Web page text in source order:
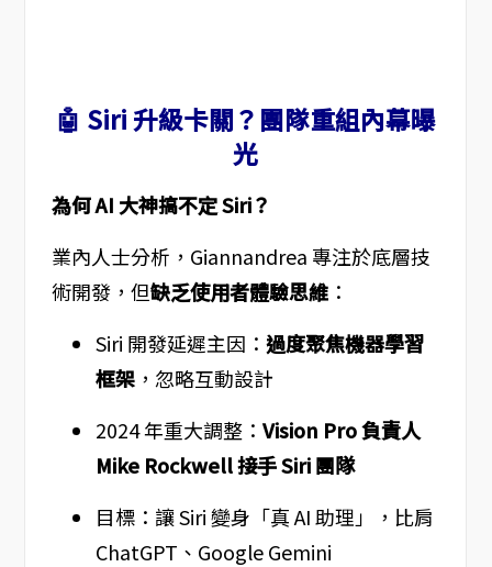
🤖 Siri 升級卡關？團隊重組內幕曝
光
為何 AI 大神搞不定 Siri？
業內人士分析，Giannandrea 專注於底層技
術開發，但缺乏使用者體驗思維：
Siri 開發延遲主因： 過度聚焦機器學習
框架，忽略互動設計
2024 年重大調整： Vision Pro 負責人
Mike Rockwell 接手 Siri 團隊
目標：讓 Siri 變身「真 AI 助理」，比肩
ChatGPT、Google Gemini